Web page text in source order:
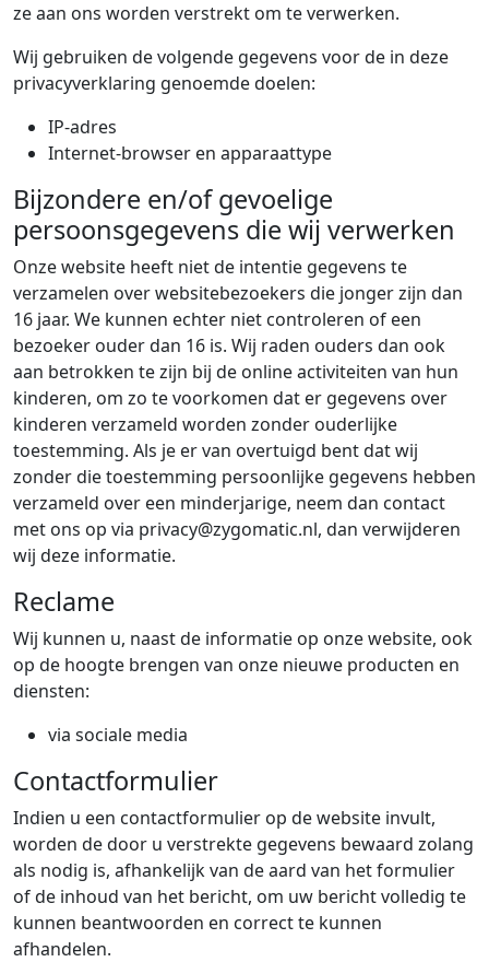
ze aan ons worden verstrekt om te verwerken.
Wij gebruiken de volgende gegevens voor de in deze
privacyverklaring genoemde doelen:
IP-adres
Internet-browser en apparaattype
Bijzondere en/of gevoelige
persoonsgegevens die wij verwerken
Onze website heeft niet de intentie gegevens te
verzamelen over websitebezoekers die jonger zijn dan
16 jaar. We kunnen echter niet controleren of een
bezoeker ouder dan 16 is. Wij raden ouders dan ook
aan betrokken te zijn bij de online activiteiten van hun
kinderen, om zo te voorkomen dat er gegevens over
kinderen verzameld worden zonder ouderlijke
toestemming. Als je er van overtuigd bent dat wij
zonder die toestemming persoonlijke gegevens hebben
verzameld over een minderjarige, neem dan contact
met ons op via privacy@zygomatic.nl, dan verwijderen
wij deze informatie.
Reclame
Wij kunnen u, naast de informatie op onze website, ook
op de hoogte brengen van onze nieuwe producten en
diensten:
via sociale media
Contactformulier
Indien u een contactformulier op de website invult,
worden de door u verstrekte gegevens bewaard zolang
als nodig is, afhankelijk van de aard van het formulier
of de inhoud van het bericht, om uw bericht volledig te
kunnen beantwoorden en correct te kunnen
afhandelen.